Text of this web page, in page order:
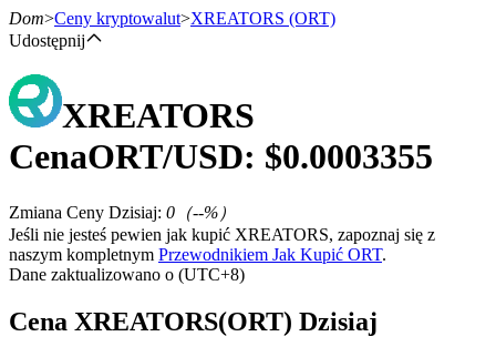
Kontrakty terminowe
Kontrakty terminowe na USDT
Dom>Ceny kryptowalut>XREATORS (ORT)
Udostępnij
XREATORS
CenaORT/USD: $0.0003355
Zmiana Ceny Dzisiaj: 0 （--%）
Jeśli nie jesteś pewien jak kupić XREATORS, zapoznaj się z
naszym kompletnym Przewodnikiem Jak Kupić ORT.
Dane zaktualizowano o (UTC+8)
Cena XREATORS(ORT) Dzisiaj